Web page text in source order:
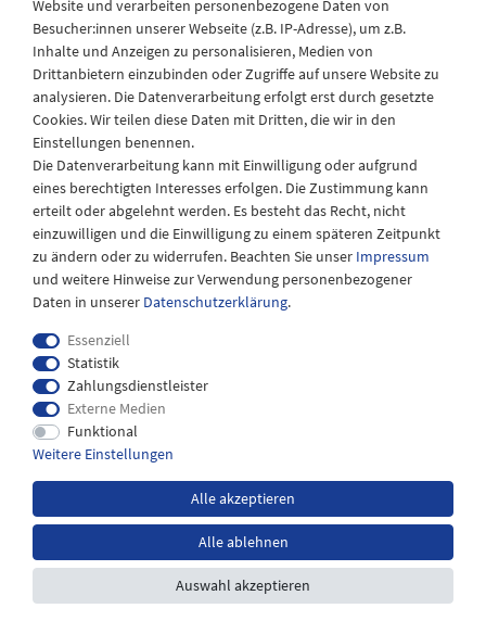
Laden Öffnungszeiten
Montag - Freitag
08:30 - 12:30 und 13.00 - 17.30 Uhr
Samstags
08:30 bis 12:30 Uhr
Impressum
Widerrufs­recht
Versandkosten
Website und verarbeiten personenbezogene Daten von
Besucher:innen unserer Webseite (z.B. IP-Adresse), um z.B.
Inhalte und Anzeigen zu personalisieren, Medien von
Drittanbietern einzubinden oder Zugriffe auf unsere Website zu
analysieren. Die Datenverarbeitung erfolgt erst durch gesetzte
Cookies. Wir teilen diese Daten mit Dritten, die wir in den
Einstellungen benennen.
Die Datenverarbeitung kann mit Einwilligung oder aufgrund
eines berechtigten Interesses erfolgen. Die Zustimmung kann
erteilt oder abgelehnt werden. Es besteht das Recht, nicht
einzuwilligen und die Einwilligung zu einem späteren Zeitpunkt
zu ändern oder zu widerrufen. Beachten Sie unser Impressum
und weitere Hinweise zur Verwendung personenbezogener
Daten in unserer Daten­schutz­erklärung.
Essenziell
Statistik
Zahlungsdienstleister
Externe Medien
Funktional
Weitere Einstellungen
Alle akzeptieren
Alle ablehnen
Auswahl akzeptieren